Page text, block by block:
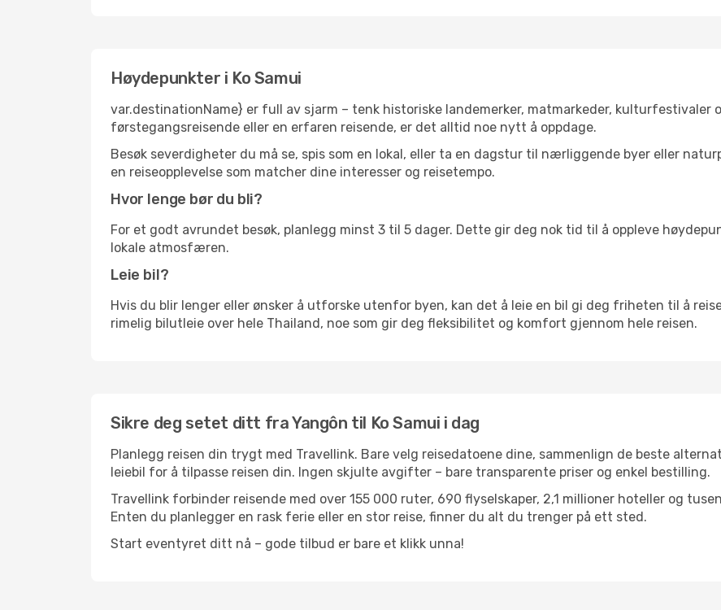
Høydepunkter i Ko Samui
var.destinationName} er full av sjarm – tenk historiske landemerker, matmarkeder, kulturfestivaler
førstegangsreisende eller en erfaren reisende, er det alltid noe nytt å oppdage.
Besøk severdigheter du må se, spis som en lokal, eller ta en dagstur til nærliggende byer eller
en reiseopplevelse som matcher dine interesser og reisetempo.
Hvor lenge bør du bli?
For et godt avrundet besøk, planlegg minst 3 til 5 dager. Dette gir deg nok tid til å oppleve
lokale atmosfæren.
Leie bil?
Hvis du blir lenger eller ønsker å utforske utenfor byen, kan det å leie en bil gi deg friheten til å
rimelig bilutleie over hele Thailand, noe som gir deg fleksibilitet og komfort gjennom hele reisen.
Sikre deg setet ditt fra Yangôn til Ko Samui i dag
Planlegg reisen din trygt med Travellink. Bare velg reisedatoene dine, sammenlign de beste
leiebil for å tilpasse reisen din. Ingen skjulte avgifter – bare transparente priser og enkel bestilling.
Travellink forbinder reisende med over 155 000 ruter, 690 flyselskaper, 2,1 millioner hoteller og
Enten du planlegger en rask ferie eller en stor reise, finner du alt du trenger på ett sted.
Start eventyret ditt nå – gode tilbud er bare et klikk unna!